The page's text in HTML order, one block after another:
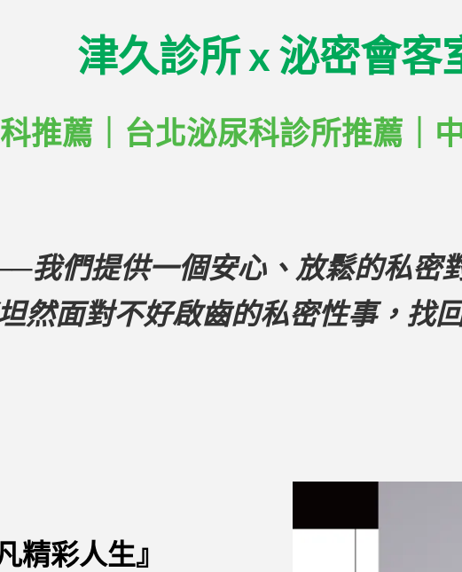
津久診所 x 泌密會客
推薦｜ 台北泌尿科診所推薦
我們提供一個安心、放鬆的私密
然面對不好啟齒的私密性事，找
精彩人生』